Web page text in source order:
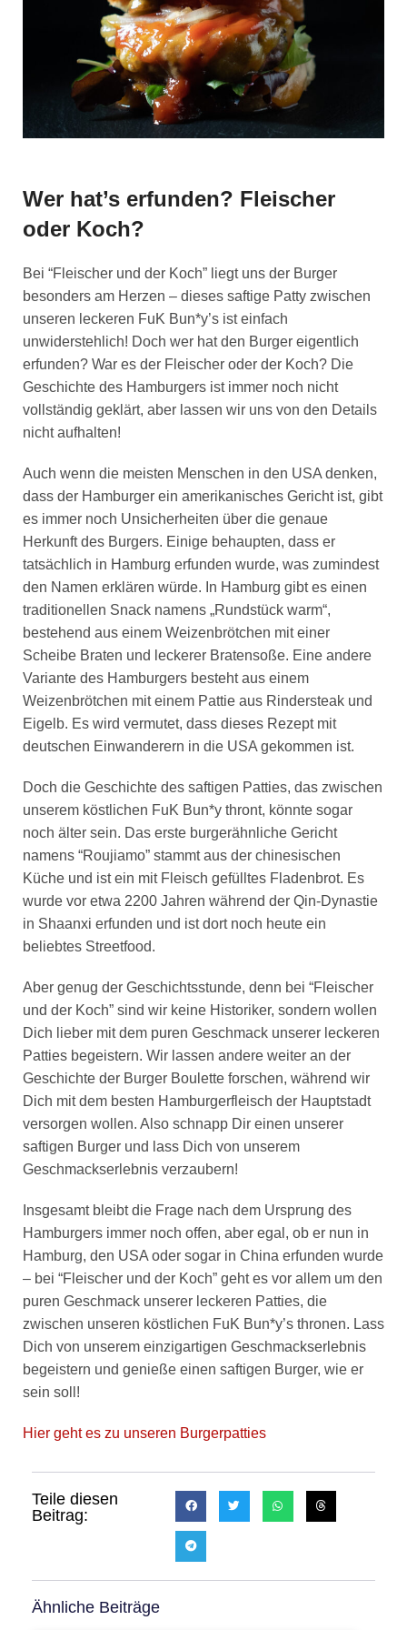
Wer hat’s erfunden? Fleischer
oder Koch?
Bei “Fleischer und der Koch” liegt uns der Burger
besonders am Herzen – dieses saftige Patty zwischen
unseren leckeren FuK Bun*y’s ist einfach
unwiderstehlich! Doch wer hat den Burger eigentlich
erfunden? War es der Fleischer oder der Koch? Die
Geschichte des Hamburgers ist immer noch nicht
vollständig geklärt, aber lassen wir uns von den Details
nicht aufhalten!
Auch wenn die meisten Menschen in den USA denken,
dass der Hamburger ein amerikanisches Gericht ist, gibt
es immer noch Unsicherheiten über die genaue
Herkunft des Burgers. Einige behaupten, dass er
tatsächlich in Hamburg erfunden wurde, was zumindest
den Namen erklären würde. In Hamburg gibt es einen
traditionellen Snack namens „Rundstück warm“,
bestehend aus einem Weizenbrötchen mit einer
Scheibe Braten und leckerer Bratensoße. Eine andere
Variante des Hamburgers besteht aus einem
Weizenbrötchen mit einem Pattie aus Rindersteak und
Eigelb. Es wird vermutet, dass dieses Rezept mit
deutschen Einwanderern in die USA gekommen ist.
Doch die Geschichte des saftigen Patties, das zwischen
unserem köstlichen FuK Bun*y thront, könnte sogar
noch älter sein. Das erste burgerähnliche Gericht
namens “Roujiamo” stammt aus der chinesischen
Küche und ist ein mit Fleisch gefülltes Fladenbrot. Es
wurde vor etwa 2200 Jahren während der Qin-Dynastie
in Shaanxi erfunden und ist dort noch heute ein
beliebtes Streetfood.
Aber genug der Geschichtsstunde, denn bei “Fleischer
und der Koch” sind wir keine Historiker, sondern wollen
Dich lieber mit dem puren Geschmack unserer leckeren
Patties begeistern. Wir lassen andere weiter an der
Geschichte der Burger Boulette forschen, während wir
Dich mit dem besten Hamburgerfleisch der Hauptstadt
versorgen wollen. Also schnapp Dir einen unserer
saftigen Burger und lass Dich von unserem
Geschmackserlebnis verzaubern!
Insgesamt bleibt die Frage nach dem Ursprung des
Hamburgers immer noch offen, aber egal, ob er nun in
Hamburg, den USA oder sogar in China erfunden wurde
– bei “Fleischer und der Koch” geht es vor allem um den
puren Geschmack unserer leckeren Patties, die
zwischen unseren köstlichen FuK Bun*y’s thronen. Lass
Dich von unserem einzigartigen Geschmackserlebnis
begeistern und genieße einen saftigen Burger, wie er
sein soll!
Hier geht es zu unseren Burgerpatties
Teile diesen
Beitrag:
Ähnliche Beiträge